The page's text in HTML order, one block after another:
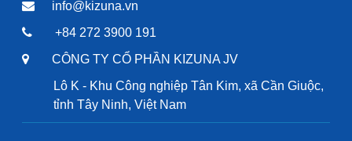
info@kizuna.vn
+84 272 3900 191
CÔNG TY CỔ PHẦN KIZUNA JV
Lô K - Khu Công nghiệp Tân Kim, xã Cần Giuộc,
tỉnh Tây Ninh, Việt Nam